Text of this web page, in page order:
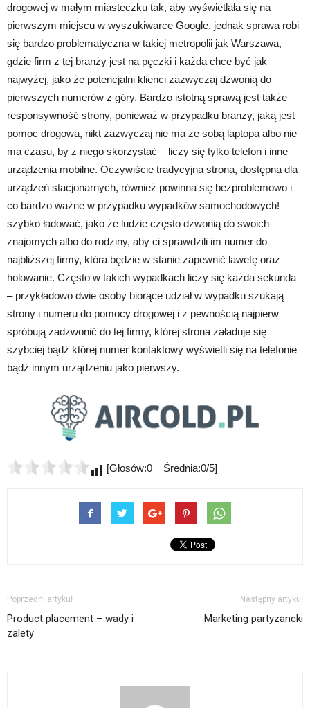
drogowej w małym miasteczku tak, aby wyświetlała się na
pierwszym miejscu w wyszukiwarce Google, jednak sprawa robi
się bardzo problematyczna w takiej metropolii jak Warszawa,
gdzie firm z tej branży jest na pęczki i każda chce być jak
najwyżej, jako że potencjalni klienci zazwyczaj dzwonią do
pierwszych numerów z góry. Bardzo istotną sprawą jest także
responsywność strony, ponieważ w przypadku branży, jaką jest
pomoc drogowa, nikt zazwyczaj nie ma ze sobą laptopa albo nie
ma czasu, by z niego skorzystać – liczy się tylko telefon i inne
urządzenia mobilne. Oczywiście tradycyjna strona, dostępna dla
urządzeń stacjonarnych, również powinna się bezproblemowo i –
co bardzo ważne w przypadku wypadków samochodowych! –
szybko ładować, jako że ludzie często dzwonią do swoich
znajomych albo do rodziny, aby ci sprawdzili im numer do
najbliższej firmy, która będzie w stanie zapewnić lawetę oraz
holowanie. Często w takich wypadkach liczy się każda sekunda
– przykładowo dwie osoby biorące udział w wypadku szukają
strony i numeru do pomocy drogowej i z pewnością najpierw
spróbują zadzwonić do tej firmy, której strona załaduje się
szybciej bądź której numer kontaktowy wyświetli się na telefonie
bądź innym urządzeniu jako pierwszy.
[Głosów:0 Średnia:0/5]
Poprzedni artykuł
Product placement – wady i
zalety
Następny artykuł
Marketing partyzancki